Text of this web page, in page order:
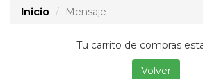
Inicio Mensaje
Tu carrito de compras
Volver